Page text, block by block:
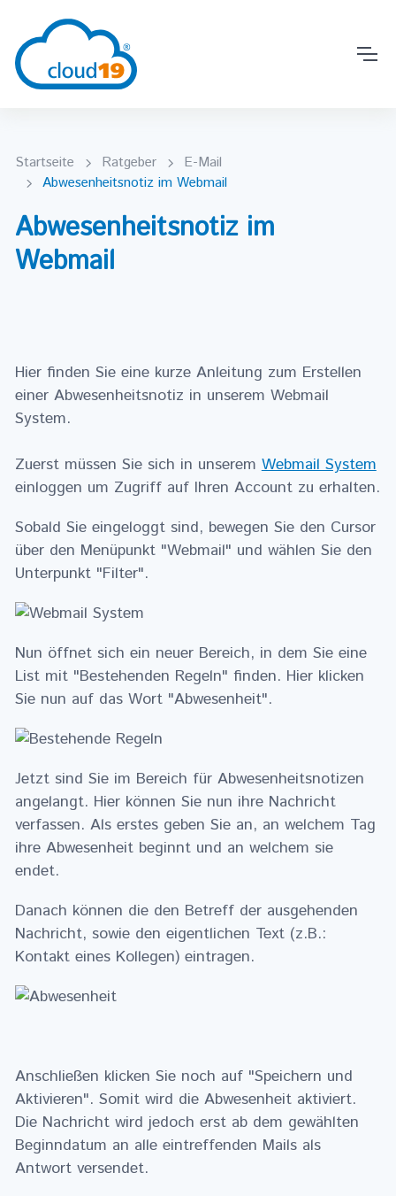
Startseite Ratgeber
E-Mail
Abwesenheitsnotiz im Webmail
Abwesenheitsnotiz im
Webmail
Hier finden Sie eine kurze Anleitung zum Erstellen
einer Abwesenheitsnotiz in unserem Webmail
System.
Zuerst müssen Sie sich in unseremWebmail System
einloggen um Zugriff auf Ihren Account zu erhalten.
Sobald Sie eingeloggt sind, bewegen Sie den Cursor
über den Menüpunkt "Webmail" und wählen Sie den
Unterpunkt "Filter".
Nun öffnet sich ein neuer Bereich, in dem Sie eine
List mit "Bestehenden Regeln" finden. Hier klicken
Sie nun auf das Wort "Abwesenheit".
Jetzt sind Sie im Bereich für Abwesenheitsnotizen
angelangt. Hier können Sie nun ihre Nachricht
verfassen. Als erstes geben Sie an, an welchem Tag
ihre Abwesenheit beginnt und an welchem sie
endet.
Danach können die den Betreff der ausgehenden
Nachricht, sowie den eigentlichen Text (z.B.:
Kontakt eines Kollegen) eintragen.
Anschließen klicken Sie noch auf "Speichern und
Aktivieren". Somit wird die Abwesenheit aktiviert.
Die Nachricht wird jedoch erst ab dem gewählten
Beginndatum an alle eintreffenden Mails als
Antwort versendet.